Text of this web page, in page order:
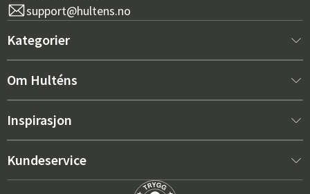
support@hultens.no
Kategorier
Nytt hos oss
Innredning
Om Hulténs
Om Hulténs
Salgsavdeling
Inspirasjon
Bestselger
Kundeservice